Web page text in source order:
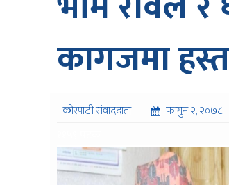
कागजमा
कोरपाटी संवाददाता फागुन २, २०७८